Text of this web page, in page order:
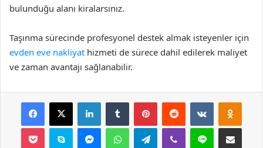
bulunduğu alanı kiralarsınız.
Taşınma sürecinde profesyonel destek almak isteyenler için
evden eve nakliyat hizmeti de sürece dahil edilerek maliyet
ve zaman avantajı sağlanabilir.
Facebook
X LinkedInTumblr PinterestReddit VKontakte
Pocket Skype MessengerWhatsAppTelegramViber Line E-Posta ile